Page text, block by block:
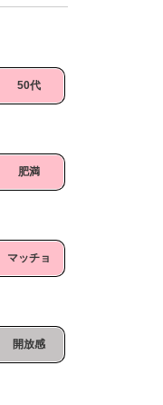
50代
肥満
マッチョ
開放感